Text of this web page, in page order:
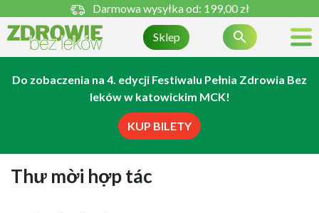
Darmowa wysyłka od: 199,00 zł
Sklep 
Do zobaczenia na 4. edycji Festiwalu Pełnia Zdrowia Bez
leków w katowickim MCK!
KUP BILETY
Thư mời hợp tác